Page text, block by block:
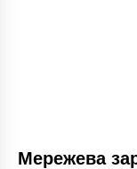
Мережева